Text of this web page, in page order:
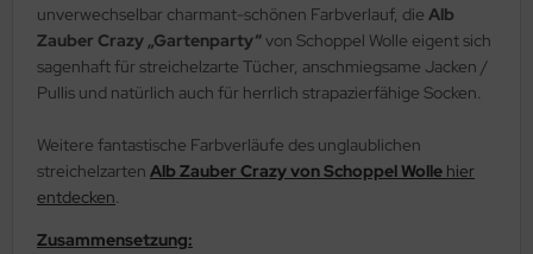
unverwechselbar charmant-schönen Farbverlauf, die Alb
Zauber Crazy „Gartenparty“von Schoppel Wolle eigent sich
sagenhaft für streichelzarte Tücher, anschmiegsame Jacken /
Pullis und natürlich auch für herrlich strapazierfähige Socken.
Weitere fantastische Farbverläufe des unglaublichen
streichelzarten Alb Zauber Crazy von Schoppel Wolle hier
entdecken.
Zusammensetzung: